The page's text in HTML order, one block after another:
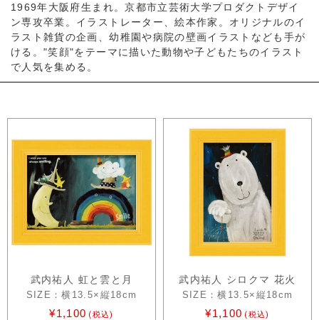
1969年大阪府生まれ。京都市立芸術大学プロダクトデザイ
ン専攻卒業。イラストレーター、絵本作家。オリジナルのイ
ラスト雑貨の企画、幼稚園や病院の壁画イラストなども手が
ける。"笑顔"をテーマに描いた動物や子どもたちのイラスト
で人気を集める。
武内祐人 虹と雲と月
SIZE：横13.5×縦18cm
¥1,100 (税込)
武内祐人 シロクマ 花火
SIZE：横13.5×縦18cm
¥1,100 (税込)